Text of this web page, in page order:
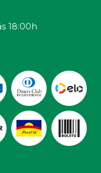
18:00h